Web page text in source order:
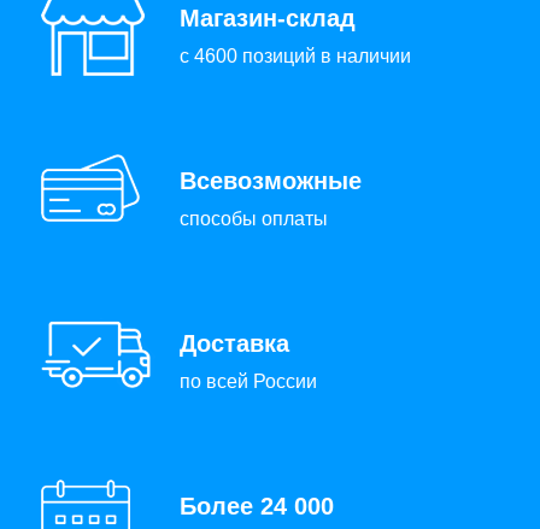
Магазин-склад
с 4600 позиций в наличии
Всевозможные
способы оплаты
Доставка
по всей России
Более 24 000